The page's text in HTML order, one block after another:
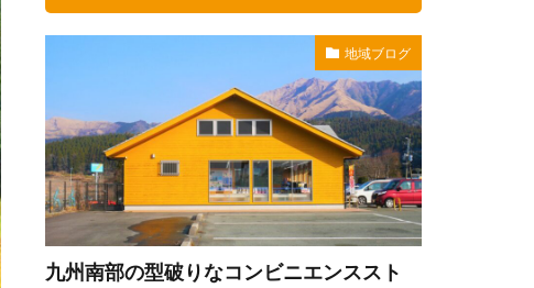
地域ブログ
九州南部の型破りなコンビニエンススト